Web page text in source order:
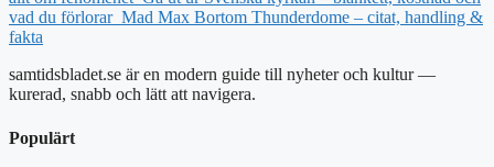
vad du förlorar Mad Max Bortom Thunderdome – citat, handling &
fakta
samtidsbladet.se är en modern guide till nyheter och kultur —
kurerad, snabb och lätt att navigera.
Populärt